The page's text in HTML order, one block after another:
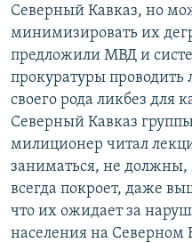
Северный Кавказ, но
минимизировать их
предложили МВД и
прокуратуры проводить
своего рода ликбез
Северный Кавказ
милиционер читал
заниматься, не
всегда покроет, даже
что их ожидает за
населения на Северном